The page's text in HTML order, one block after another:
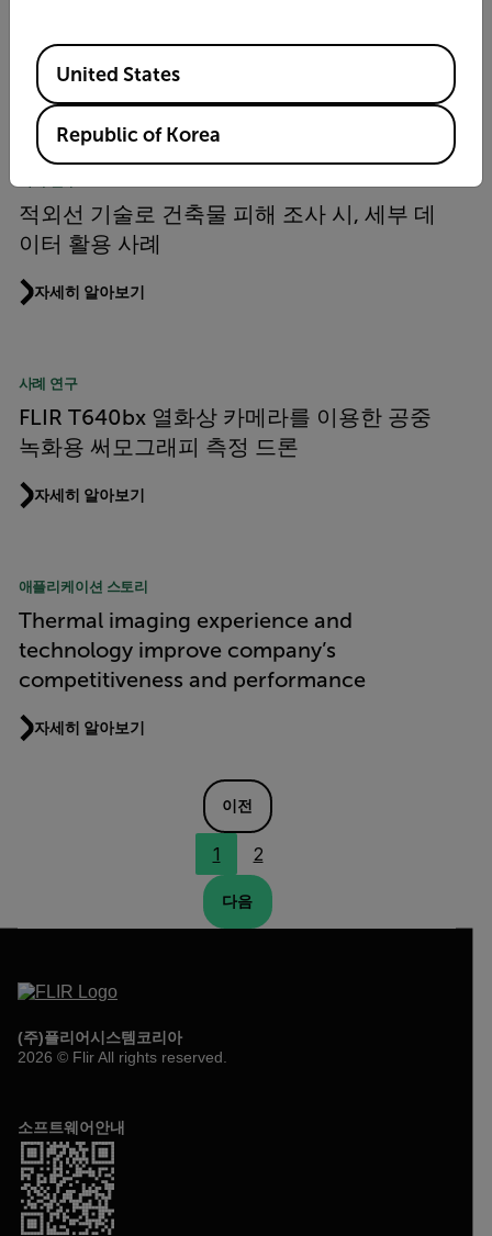
FLIR 열화상 카메라
자세히 알아보기
적외선 기술로 건축물 피해 조사 시, 세부 데
이터 활용 사례
자세히 알아보기
사례 연구
FLIR T640bx 열화상 카메라를 이용한 공중
녹화용 써모그래피 측정 드론
자세히 알아보기
애플리케이션 스토리
Thermal imaging experience and
technology improve company’s
competitiveness and performance
자세히 알아보기
이전
1 2
다음
(주)플리어시스템코리아
2026 © Flir All rights reserved.
소프트웨어안내
Available Locations
United States
Republic of Korea